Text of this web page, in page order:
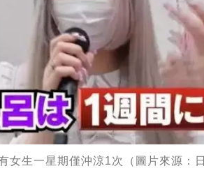
女生一星期僅沖涼1次（圖片來源：